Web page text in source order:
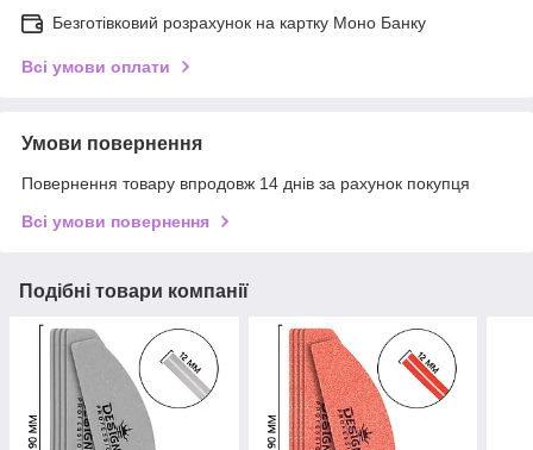
Безготівковий розрахунок на картку Моно Банку
Всі умови оплати
Умови повернення
Повернення товару впродовж 14 днів за рахунок покупця
Всі умови повернення
Подібні товари компанії